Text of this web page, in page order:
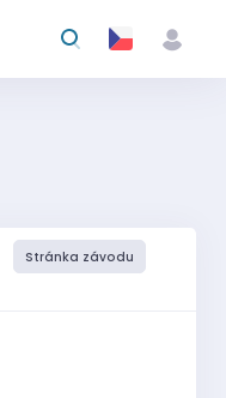
Stránka závodu